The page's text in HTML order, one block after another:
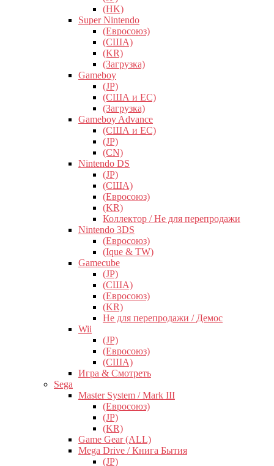
(HK)
Super Nintendo
(Евросоюз)
(США)
(KR)
(Загрузка)
Gameboy
(JP)
(США и ЕС)
(Загрузка)
Gameboy Advance
(США и ЕС)
(JP)
(CN)
Nintendo DS
(JP)
(США)
(Евросоюз)
(KR)
Коллектор / Не для перепродажи
Nintendo 3DS
(Евросоюз)
(Ique & TW)
Gamecube
(JP)
(США)
(Евросоюз)
(KR)
Не для перепродажи / Демос
Wii
(JP)
(Евросоюз)
(США)
Игра & Смотреть
Sega
Master System / Mark III
(Евросоюз)
(JP)
(KR)
Game Gear (ALL)
Mega Drive / Книга Бытия
(JP)